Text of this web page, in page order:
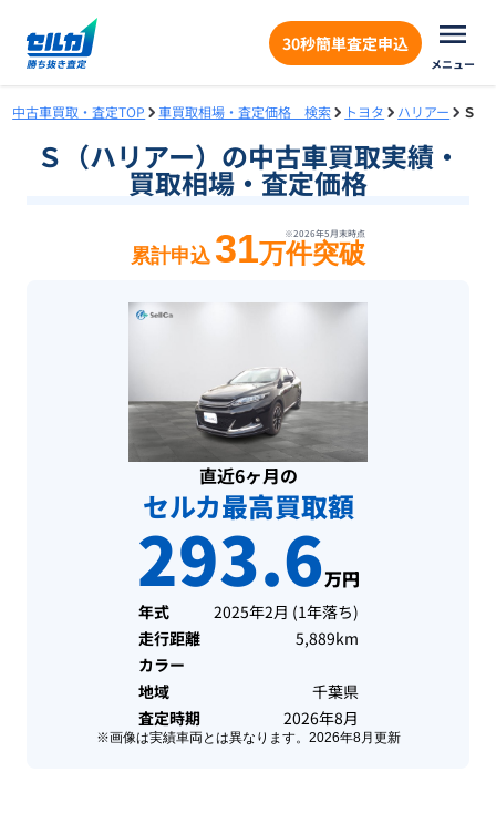
30秒簡単査定申込
メニュー
中古車買取・査定TOP 車買取相場・査定価格 検索 トヨタ ハリアー Ｓ
Ｓ（ハリアー）の中古車買取実績・
買取相場・査定価格
※2026年5月末時点
累計申込 31万件突破
直近6ヶ月の
セルカ最高買取額
293.6万円
年式 2025年2月 (1年落ち)
走行距離
5,889km
カラー
地域
千葉県
査定時期
2026年8月
※画像は実績車両とは異なります。 2026年8月 更新